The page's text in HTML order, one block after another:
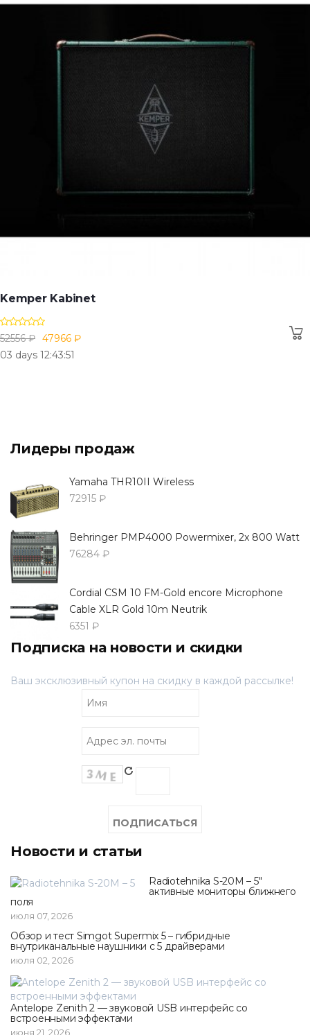
Kemper Kabinet
52556 ₽ 47966 ₽
03 days 12:43:50
Лидеры продаж
Yamaha THR10II Wireless
72915 ₽
Behringer PMP4000 Powermixer, 2x 800 Watt
76284 ₽
Cordial CSM 10 FM-Gold encore Microphone
Cable XLR Gold 10m Neutrik
6351 ₽
Подписка на новости и скидки
Ваш эксклюзивный купон на скидку в каждой рассылке!
Новости и статьи
Radiotehnika S-20M – 5"
активные мониторы ближнего
поля
июля 07, 2026
Обзор и тест Simgot Supermix 5 – гибридные
внутриканальные наушники с 5 драйверами
июля 02, 2026
Antelope Zenith 2 — звуковой USB интерфейс со
встроенными эффектами
июня 21, 2026